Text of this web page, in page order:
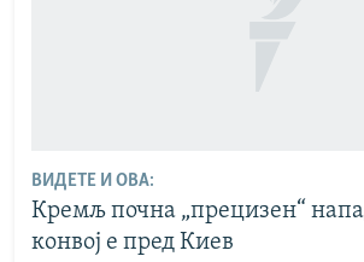
ВИДЕТЕ И ОВА:
Кремљ почна „прецизен“
конвој е пред Киев